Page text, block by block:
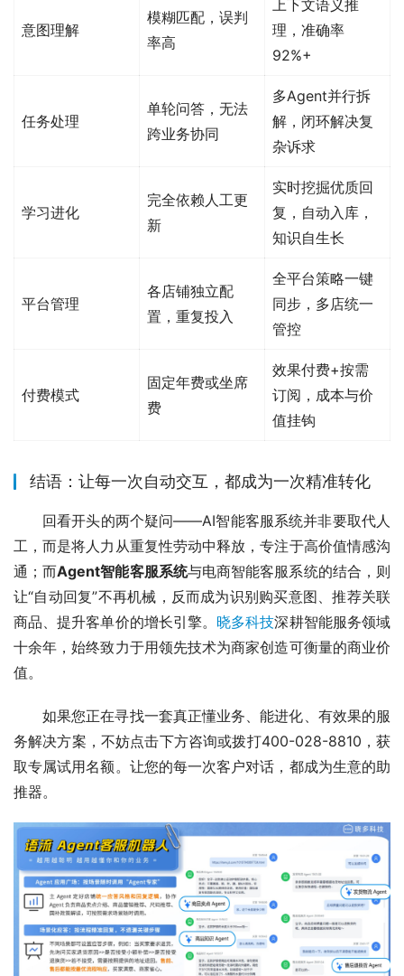
意图理解
模糊匹配，误判
率高
上下文语义推
理，准确率
92%+
任务处理
单轮问答，无法
跨业务协同
多Agent并行拆
解，闭环解决复
杂诉求
学习进化
完全依赖人工更
新
实时挖掘优质回
复，自动入库，
知识自生长
平台管理
各店铺独立配
置，重复投入
全平台策略一键
同步，多店统一
管控
付费模式
固定年费或坐席
费
效果付费+按需
订阅，成本与价
值挂钩
结语：让每一次自动交互，都成为一次精准转化
回看开头的两个疑问——AI智能客服系统并非要取代人
工，而是将人力从重复性劳动中释放，专注于高价值情感沟
通；而Agent智能客服系统与电商智能客服系统的结合，则
让“自动回复”不再机械，反而成为识别购买意图、推荐关联
商品、提升客单价的增长引擎。 晓多科技深耕智能服务领域
十余年，始终致力于用领先技术为商家创造可衡量的商业价
值。
如果您正在寻找一套真正懂业务、能进化、有效果的服
务解决方案，不妨点击下方咨询或拨打400-028-8810，获
取专属试用名额。让您的每一次客户对话，都成为生意的助
推器。